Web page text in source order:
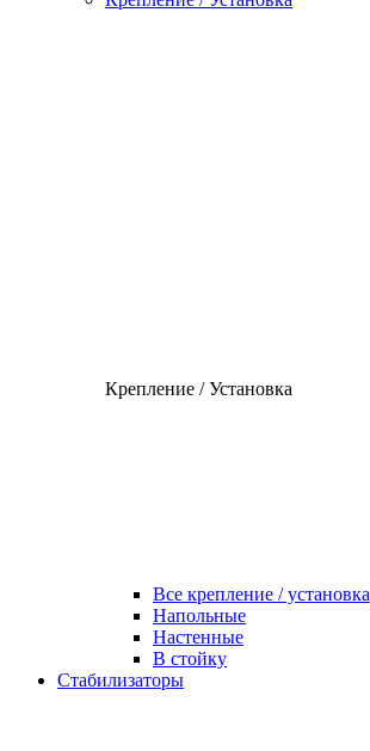
Крепление / Установка
Все крепление / установка
Напольные
Настенные
В стойку
Стабилизаторы